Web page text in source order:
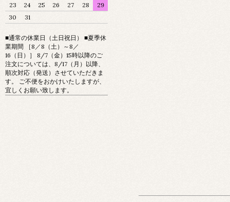
23
24 25 26 27 28
29
30
31
■通常の休業日（土日祝日） ■夏季休
業期間 ［8／8（土）～8／
16（日）］ 8/7（金）15時以降のご
注文については、8/17（月）以降、
順次対応（発送）させていただきま
す。 ご不便をおかけいたしますが、
宜しくお願い致します。